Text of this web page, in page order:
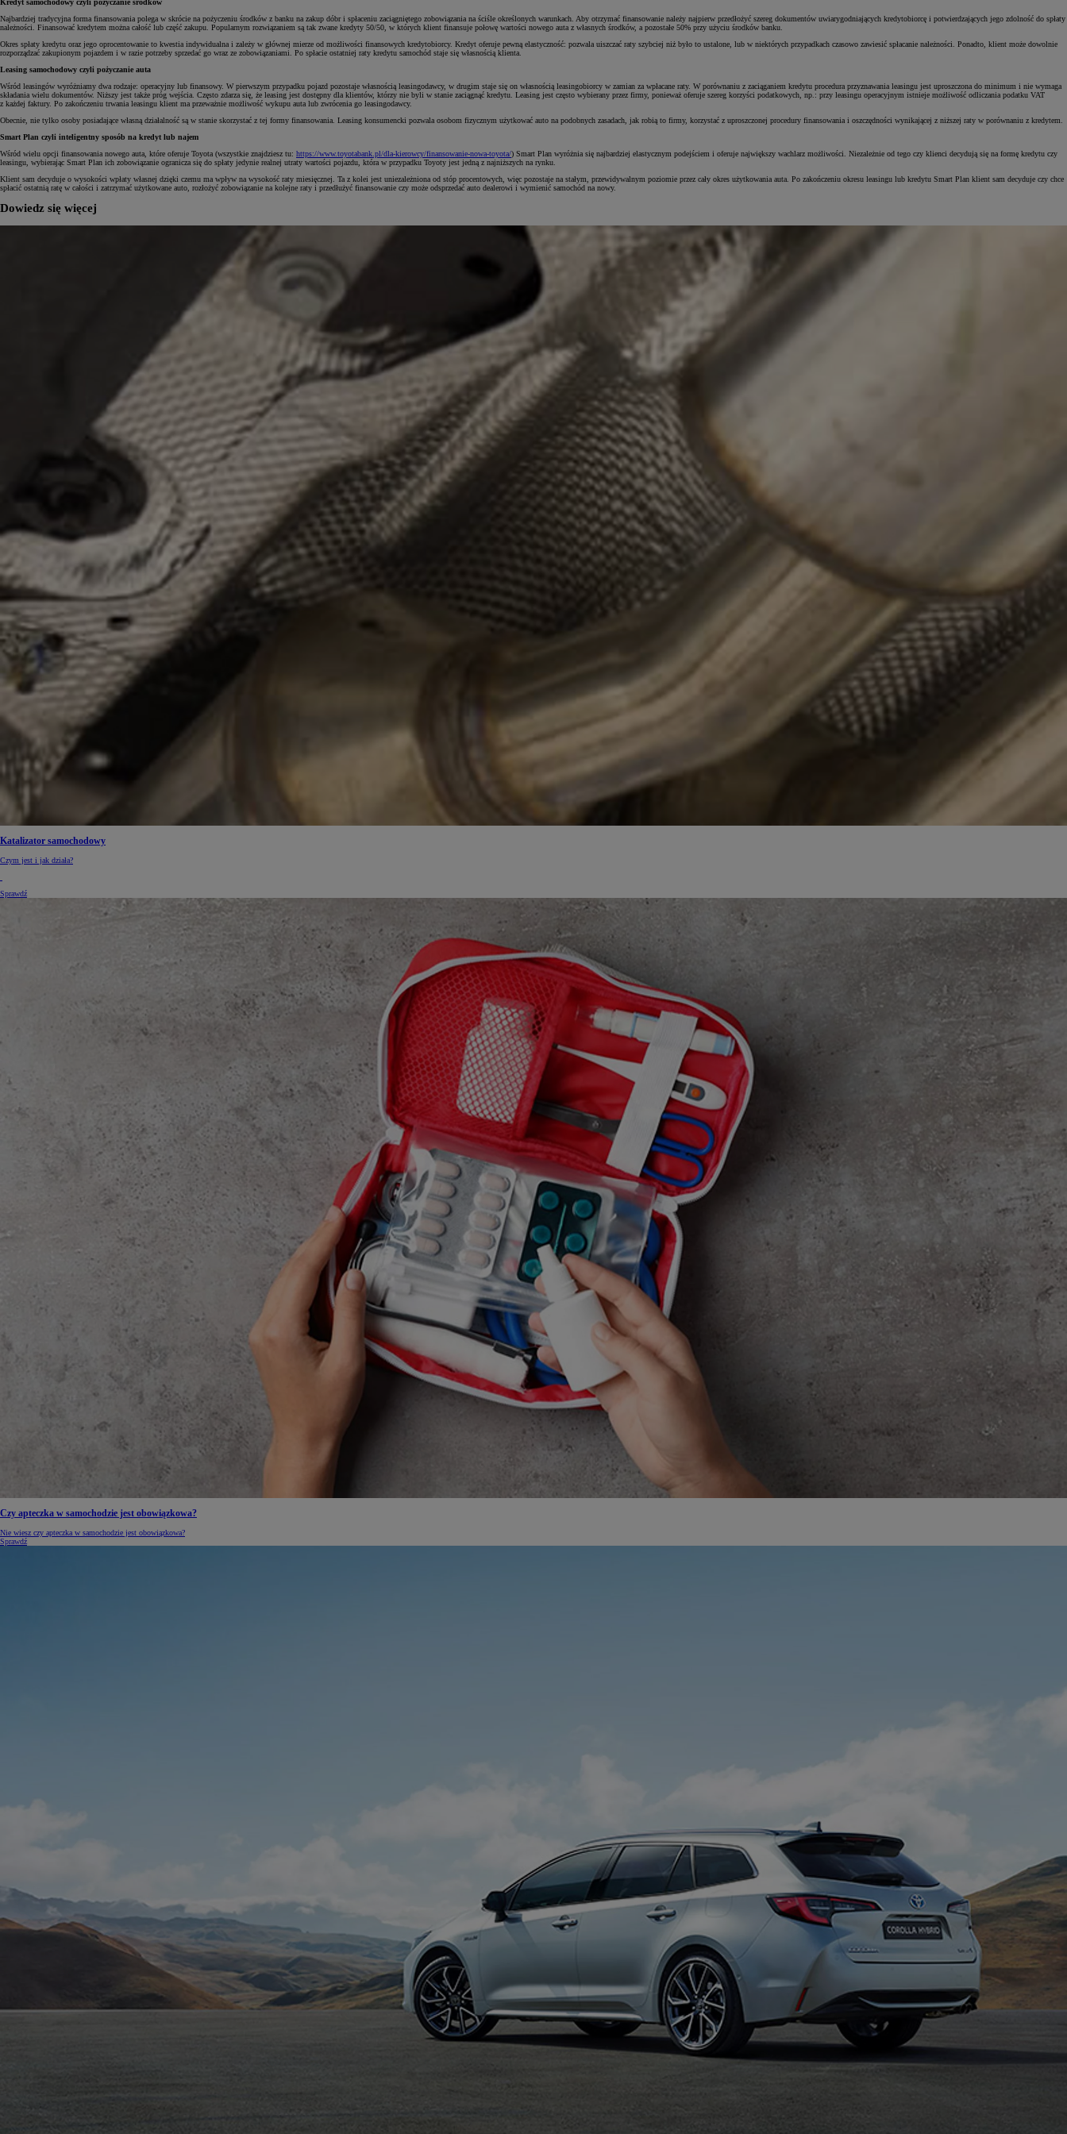
Od197 400 zł netto
PROACE Max
RÓWNIEŻ ELECTRIC
RÓWNIEŻ ELECTRIC
Kredyt samochodowy czyli pożyczanie środków
Najbardziej tradycyjna forma finansowania polega w skrócie na pożyczeniu środków z banku na zakup dóbr i spłaceniu zaciągniętego zobowiązania na ściśle określonych warunkach. Aby otrzymać finansowanie należy najpierw przedłożyć szereg dokumentów uwiarygodniających kredytobiorcę i potwierdzających jego zdolność do spłaty
należności. Finansować kredytem można całość lub część zakupu. Popularnym rozwiązaniem są tak zwane kredyty 50/50, w których klient finansuje połowę wartości nowego auta z własnych środków, a pozostałe 50% przy użyciu środków banku.
Okres spłaty kredytu oraz jego oprocentowanie to kwestia indywidualna i zależy w głównej mierze od możliwości finansowych kredytobiorcy. Kredyt oferuje pewną elastyczność: pozwala uiszczać raty szybciej niż było to ustalone, lub w niektórych przypadkach czasowo zawiesić spłacanie należności. Ponadto, klient może dowolnie
rozporządzać zakupionym pojazdem i w razie potrzeby sprzedać go wraz ze zobowiązaniami. Po spłacie ostatniej raty kredytu samochód staje się własnością klienta.
Leasing samochodowy czyli pożyczanie auta
Wśród leasingów wyróżniamy dwa rodzaje: operacyjny lub finansowy. W pierwszym przypadku pojazd pozostaje własnością leasingodawcy, w drugim staje się on własnością leasingobiorcy w zamian za wpłacane raty. W porównaniu z zaciąganiem kredytu procedura przyznawania leasingu jest uproszczona do minimum i nie wymaga
składania wielu dokumentów. Niższy jest także próg wejścia. Często zdarza się, że leasing jest dostępny dla klientów, którzy nie byli w stanie zaciągnąć kredytu. Leasing jest często wybierany przez firmy, ponieważ oferuje szereg korzyści podatkowych, np.: przy leasingu operacyjnym istnieje możliwość odliczania podatku VAT
z każdej faktury. Po zakończeniu trwania leasingu klient ma przeważnie możliwość wykupu auta lub zwrócenia go leasingodawcy.
Obecnie, nie tylko osoby posiadające własną działalność są w stanie skorzystać z tej formy finansowania. Leasing konsumencki pozwala osobom fizycznym użytkować auto na podobnych zasadach, jak robią to firmy, korzystać z uproszczonej procedury finansowania i oszczędności wynikającej z niższej raty w porównaniu z kredytem.
Smart Plan czyli inteligentny sposób na kredyt lub najem
Wśród wielu opcji finansowania nowego auta, które oferuje Toyota (wszystkie znajdziesz tu: https://www.toyotabank.pl/dla-kierowcy/finansowanie-nowa-toyota/) Smart Plan wyróżnia się najbardziej elastycznym podejściem i oferuje największy wachlarz możliwości. Niezależnie od tego czy klienci decydują się na formę kredytu czy
leasingu, wybierając Smart Plan ich zobowiązanie ogranicza się do spłaty jedynie realnej utraty wartości pojazdu, która w przypadku Toyoty jest jedną z najniższych na rynku.
Klient sam decyduje o wysokości wpłaty własnej dzięki czemu ma wpływ na wysokość raty miesięcznej. Ta z kolei jest uniezależniona od stóp procentowych, więc pozostaje na stałym, przewidywalnym poziomie przez cały okres użytkowania auta. Po zakończeniu okresu leasingu lub kredytu Smart Plan klient sam decyduje czy chce
spłacić ostatnią ratę w całości i zatrzymać użytkowane auto, rozłożyć zobowiązanie na kolejne raty i przedłużyć finansowanie czy może odsprzedać auto dealerowi i wymienić samochód na nowy.
Dowiedz się więcej
Katalizator samochodowy
Czym jest i jak działa?
Sprawdź
Czy apteczka w samochodzie jest obowiązkowa?
Nie wiesz czy apteczka w samochodzie jest obowiązkowa?
Sprawdź